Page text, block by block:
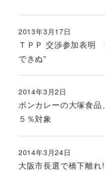
ＴＰＰ 交渉参加表明
できぬ”
投稿日
2013年3月17日
ボンカレーの大塚食
５％対象
投稿日
2014年3月2日
大阪市長選で橋下離
投稿日
2014年3月24日